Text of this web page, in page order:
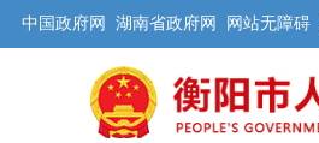
中国政府网 湖南省政府网 网站无障碍